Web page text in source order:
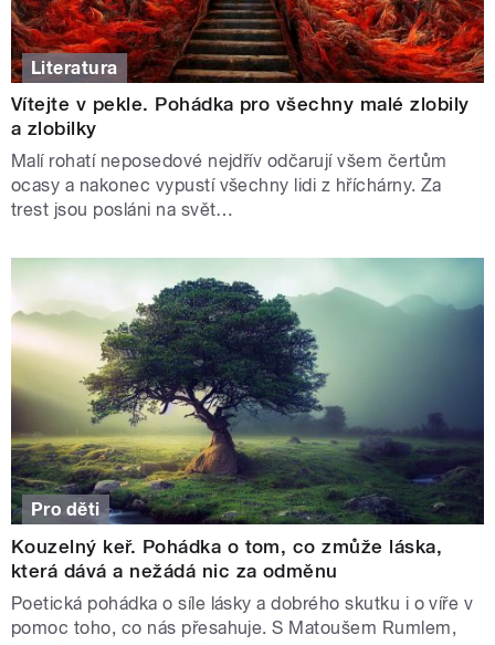
Literatura
Vítejte v pekle. Pohádka pro všechny malé zlobily
a zlobilky
Malí rohatí neposedové nejdřív odčarují všem čertům
ocasy a nakonec vypustí všechny lidi z hříchárny. Za
trest jsou posláni na svět…
Pro děti
Kouzelný keř. Pohádka o tom, co zmůže láska,
která dává a nežádá nic za odměnu
Poetická pohádka o síle lásky a dobrého skutku i o víře v
pomoc toho, co nás přesahuje. S Matoušem Rumlem,